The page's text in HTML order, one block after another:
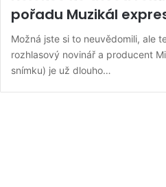
pořadu Muzikál
Možná jste si to neuvědomili, ale
rozhlasový novinář a producent
snímku) je už dlouho…